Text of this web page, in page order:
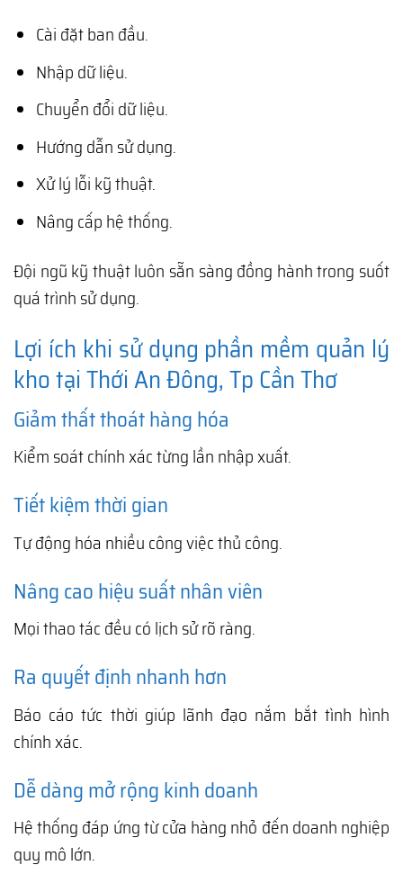
Cài đặt ban đầu.
Nhập dữ liệu.
Chuyển đổi dữ liệu.
Hướng dẫn sử dụng.
Xử lý lỗi kỹ thuật.
Nâng cấp hệ thống.
Đội ngũ kỹ thuật luôn sẵn sàng đồng hành trong suốt
quá trình sử dụng.
Lợi ích khi sử dụng phần mềm quản lý
kho tại Thới An Đông, Tp Cần Thơ
Giảm thất thoát hàng hóa
Kiểm soát chính xác từng lần nhập xuất.
Tiết kiệm thời gian
Tự động hóa nhiều công việc thủ công.
Nâng cao hiệu suất nhân viên
Mọi thao tác đều có lịch sử rõ ràng.
Ra quyết định nhanh hơn
Báo cáo tức thời giúp lãnh đạo nắm bắt tình hình
chính xác.
Dễ dàng mở rộng kinh doanh
Hệ thống đáp ứng từ cửa hàng nhỏ đến doanh nghiệp
quy mô lớn.